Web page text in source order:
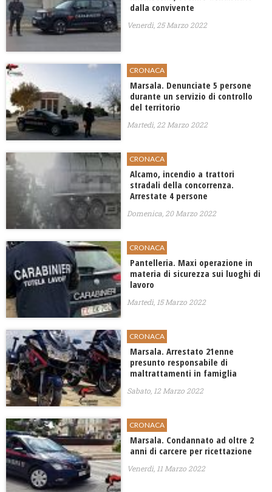
dalla convivente
Venerdì, 25 Marzo 2022
CRONACA
Marsala. Denunciate 5 persone
durante un servizio di controllo
del territorio
Martedì, 22 Marzo 2022
CRONACA
Alcamo, incendio a trattori
stradali della concorrenza.
Arrestate 4 persone
Domenica, 20 Marzo 2022
CRONACA
Pantelleria. Maxi operazione in
materia di sicurezza sui luoghi di
lavoro
Martedì, 15 Marzo 2022
CRONACA
Marsala. Arrestato 21enne
presunto responsabile di
maltrattamenti in famiglia
Sabato, 12 Marzo 2022
CRONACA
Marsala. Condannato ad oltre 2
anni di carcere per ricettazione
Venerdì, 11 Marzo 2022